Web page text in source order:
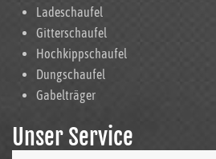
Ladeschaufel
Gitterschaufel
Hochkippschaufel
Dungschaufel
Gabelträger
Unser Service